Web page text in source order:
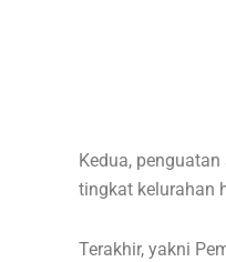
Kedua,
tingkat kelurahan
Terakhir, yakni